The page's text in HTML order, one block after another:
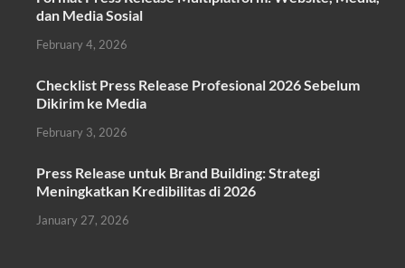
dan Media Sosial
February 4, 2026
Checklist Press Release Profesional 2026 Sebelum
Dikirim ke Media
February 3, 2026
Press Release untuk Brand Building: Strategi
Meningkatkan Kredibilitas di 2026
January 27, 2026